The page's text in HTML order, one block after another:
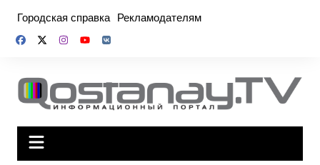
содержимому
Городская справка Рекламодателям